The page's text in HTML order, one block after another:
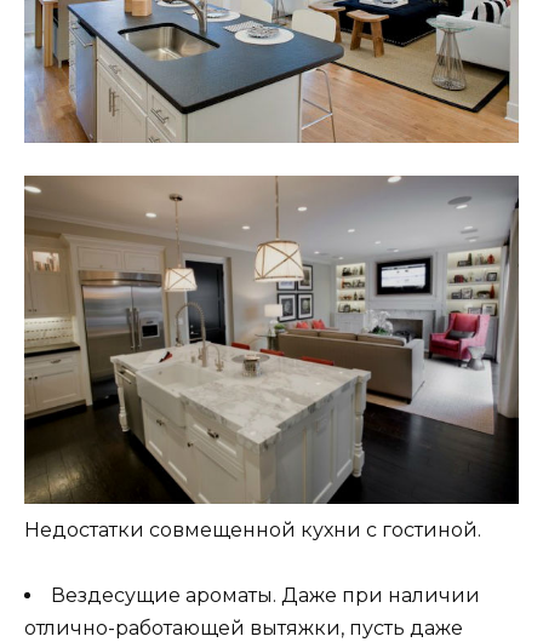
Недостатки совмещенной кухни с гостиной.
Вездесущие ароматы. Даже при наличии
отлично-работающей вытяжки, пусть даже